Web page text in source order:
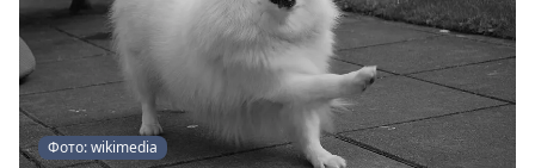
Фото: wikimedia